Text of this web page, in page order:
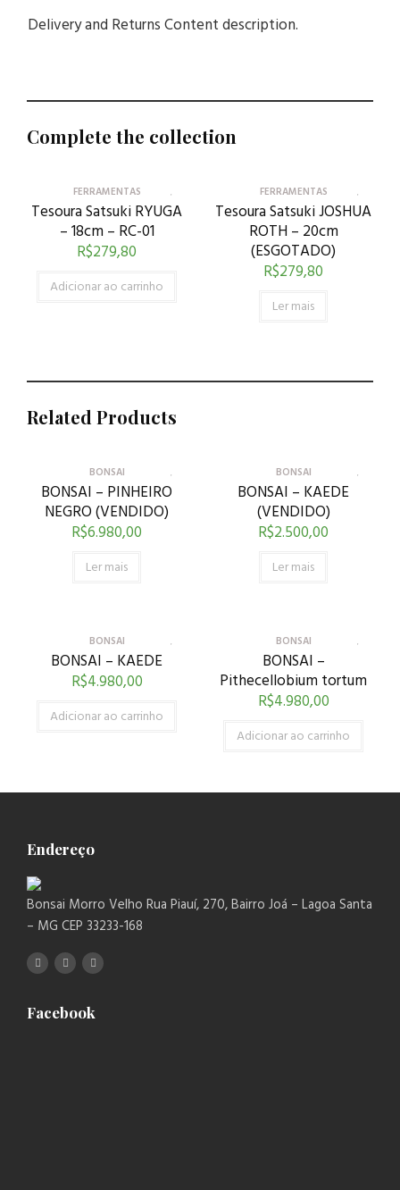
Delivery and Returns Content description.
Complete the collection
FERRAMENTAS
Tesoura Satsuki RYUGA
– 18cm – RC-01
R$279,80
Adicionar ao carrinho
FERRAMENTAS
Tesoura Satsuki JOSHUA
ROTH – 20cm
(ESGOTADO)
R$279,80
Ler mais
Related Products
BONSAI
BONSAI – PINHEIRO
NEGRO (VENDIDO)
R$6.980,00
Ler mais
BONSAI
BONSAI – KAEDE
(VENDIDO)
R$2.500,00
Ler mais
BONSAI
BONSAI – KAEDE
R$4.980,00
Adicionar ao carrinho
BONSAI
BONSAI –
Pithecellobium tortum
R$4.980,00
Adicionar ao carrinho
Endereço
Bonsai Morro Velho Rua Piauí, 270, Bairro Joá – Lagoa Santa
– MG CEP 33233-168
Facebook